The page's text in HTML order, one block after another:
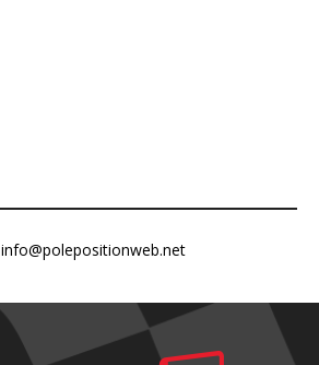
info@polepositionweb.net